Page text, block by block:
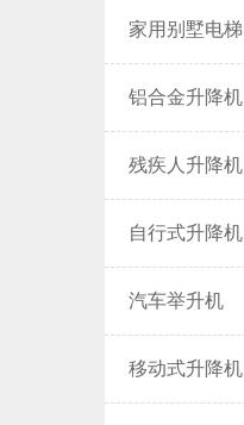
家用别墅电梯
铝合金升降机
残疾人升降机
自行式升降机
汽车举升机
移动式升降机